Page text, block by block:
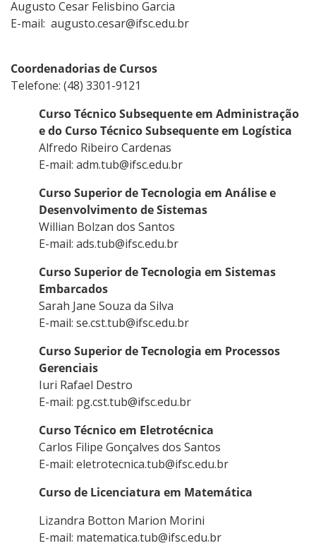
Augusto Cesar Felisbino Garcia
E-mail: augusto.cesar@ifsc.edu.br
Coordenadorias de Cursos
Telefone: (48) 3301-9121
Curso Técnico Subsequente em Administração
e do Curso Técnico Subsequente em Logística
Alfredo Ribeiro Cardenas
E-mail: adm.tub@ifsc.edu.br
Curso Superior de Tecnologia em Análise e
Desenvolvimento de Sistemas
Willian Bolzan dos Santos
E-mail: ads.tub@ifsc.edu.br
Curso Superior de Tecnologia em Sistemas
Embarcados
Sarah Jane Souza da Silva
E-mail: se.cst.tub@ifsc.edu.br
Curso Superior de Tecnologia em Processos
Gerenciais
Iuri Rafael Destro
E-mail: pg.cst.tub@ifsc.edu.br
Curso Técnico em Eletrotécnica
Carlos Filipe Gonçalves dos Santos
E-mail: eletrotecnica.tub@ifsc.edu.br
Curso de Licenciatura em Matemática
Lizandra Botton Marion Morini
E-mail: matematica.tub@ifsc.edu.br